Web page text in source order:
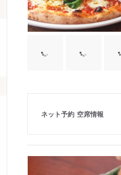
ネット予約 空席情報